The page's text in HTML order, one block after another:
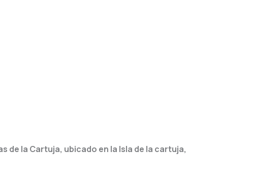
de la Cartuja, ubicado en la Isla de la cartuja,